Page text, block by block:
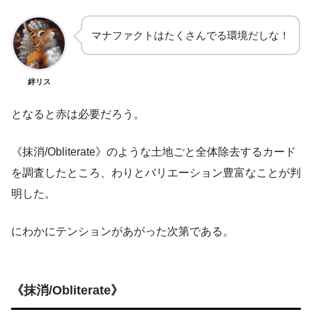
絆リス
マナファクトはたくさんでる環境だしな！
となると赤は必要だろう。
《抹消/Obliterate》のような土地ごと全体除去するカード
を調査したところ、わりとバリエーション豊富なことが判
明した。
にわかにテンションがあがった次第である。
《抹消/Obliterate》